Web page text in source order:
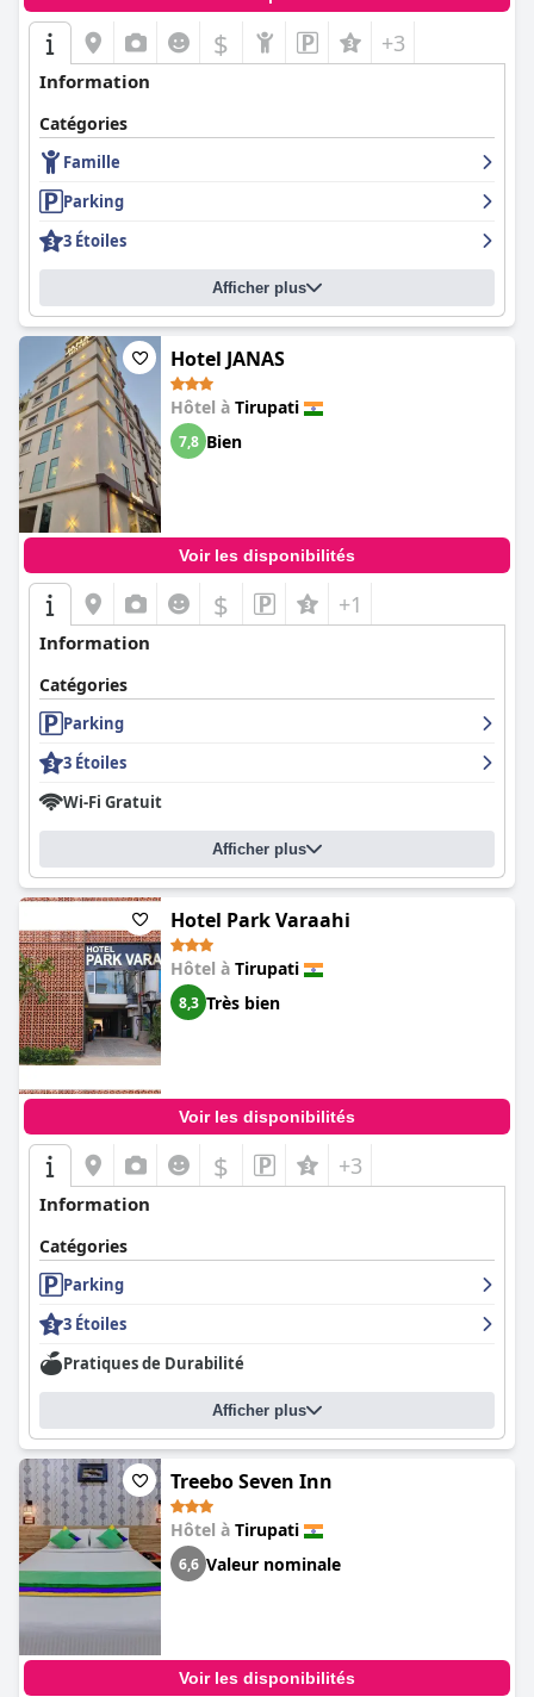
$ +3
Information
Catégories
Famille
Parking
3 Étoiles
Afficher plus
Hotel JANAS
Hôtel à Tirupati
7,8 Bien
Voir les disponibilités
$ +1
Information
Catégories
Parking
3 Étoiles
Wi-Fi Gratuit
Afficher plus
Hotel Park Varaahi
Hôtel à Tirupati
8,3 Très bien
Voir les disponibilités
$ +3
Information
Catégories
Parking
3 Étoiles
Pratiques de Durabilité
Afficher plus
Treebo Seven Inn
Hôtel à Tirupati
6,6 Valeur nominale
Voir les disponibilités